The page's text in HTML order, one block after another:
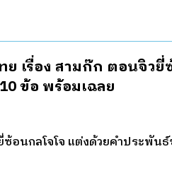
ย เรื่อง สามก๊ก ตอนจิวยี่
ข้อ พร้อมเฉลย
ซ้อนกลโจโจ แต่งด้วยคำประพัน